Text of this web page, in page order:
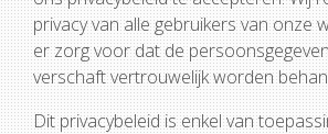
privacy van alle gebruikers van onze
er zorg voor dat de
verschaft vertrouwelijk worden
Dit privacybeleid is enkel van